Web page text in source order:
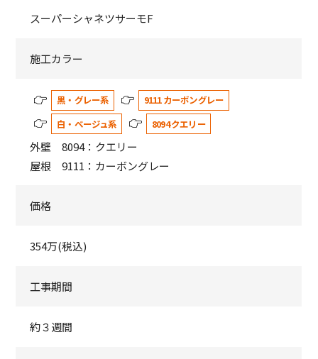
スーパーシャネツサーモF
施工カラー
黒・グレー系
9111 カーボングレー
白・ベージュ系
8094 クエリー
外壁 8094：クエリー
屋根 9111：カーボングレー
価格
354万(税込)
工事期間
約３週間